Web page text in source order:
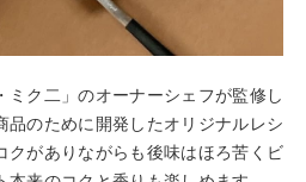
ミク二」のオーナーシェフが監修し
品のために開発したオリジナルレシ
クがありながらも後味はほろ苦くビ